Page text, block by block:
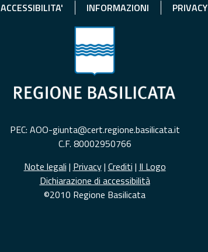
ACCESSIBILITA' INFORMAZIONI PRIVACY
PEC: AOO-giunta@cert.regione.basilicata.it
C.F. 80002950766
Note legali | Privacy| Crediti | Il Logo
Dichiarazione di accessibilità
©2010 Regione Basilicata